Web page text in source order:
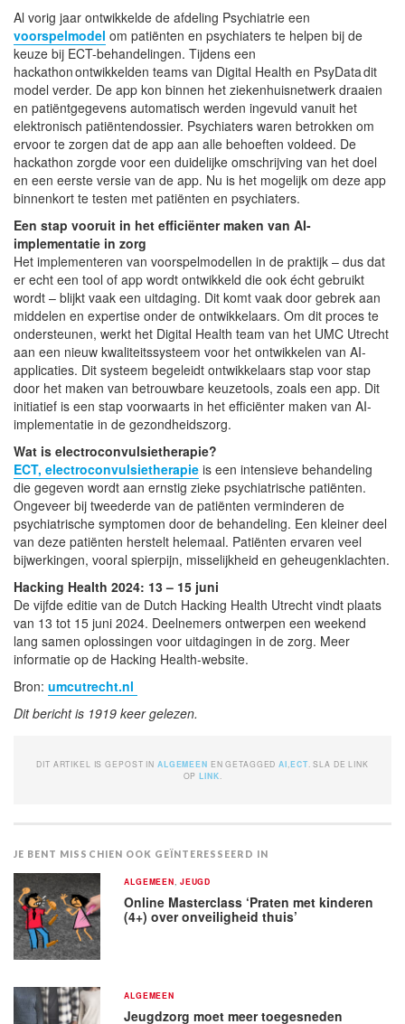
Al vorig jaar ontwikkelde de afdeling Psychiatrie een
voorspelmodel om patiënten en psychiaters te helpen bij de
keuze bij ECT-behandelingen. Tijdens een
hackathon ontwikkelden teams van Digital Health en PsyData dit
model verder. De app kon binnen het ziekenhuisnetwerk draaien
en patiëntgegevens automatisch werden ingevuld vanuit het
elektronisch patiëntendossier. Psychiaters waren betrokken om
ervoor te zorgen dat de app aan alle behoeften voldeed. De
hackathon zorgde voor een duidelijke omschrijving van het doel
en een eerste versie van de app. Nu is het mogelijk om deze app
binnenkort te testen met patiënten en psychiaters.
Een stap vooruit in het efficiënter maken van AI-
implementatie in zorg
Het implementeren van voorspelmodellen in de praktijk – dus dat
er echt een tool of app wordt ontwikkeld die ook écht gebruikt
wordt – blijkt vaak een uitdaging. Dit komt vaak door gebrek aan
middelen en expertise onder de ontwikkelaars. Om dit proces te
ondersteunen, werkt het Digital Health team van het UMC Utrecht
aan een nieuw kwaliteitssysteem voor het ontwikkelen van AI-
applicaties. Dit systeem begeleidt ontwikkelaars stap voor stap
door het maken van betrouwbare keuzetools, zoals een app. Dit
initiatief is een stap voorwaarts in het efficiënter maken van AI-
implementatie in de gezondheidszorg.
Wat is electroconvulsietherapie?
ECT, electroconvulsietherapie is een intensieve behandeling
die gegeven wordt aan ernstig zieke psychiatrische patiënten.
Ongeveer bij tweederde van de patiënten verminderen de
psychiatrische symptomen door de behandeling. Een kleiner deel
van deze patiënten herstelt helemaal. Patiënten ervaren veel
bijwerkingen, vooral spierpijn, misselijkheid en geheugenklachten.
Hacking Health 2024: 13 – 15 juni
De vijfde editie van de Dutch Hacking Health Utrecht vindt plaats
van 13 tot 15 juni 2024. Deelnemers ontwerpen een weekend
lang samen oplossingen voor uitdagingen in de zorg. Meer
informatie op de Hacking Health-website.
Bron: umcutrecht.nl
Dit bericht is 1919 keer gelezen.
DIT ARTIKEL IS GEPOST IN ALGEMEEN EN GETAGGEDAI ECT . SLA DE LINK
OPLINK
JE BENT MISSCHIEN OOK GEÏNTERESSEERD IN
ALGEMEEN JEUGD
Online Masterclass ‘Praten met kinderen
(4+) over onveiligheid thuis’
ALGEMEEN
Jeugdzorg moet meer toegesneden